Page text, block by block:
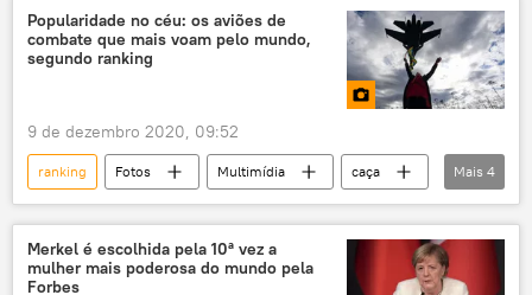
Michelle Obama
Barack Obama
Joe Biden
Melania Trump
Popularidade no céu: os aviões de
combate que mais voam pelo mundo,
segundo ranking
9 de dezembro 2020, 09:52
ranking Fotos Multimídia
caça
aeronave
Força Aérea
fotos
Defesa
Mais 4
Merkel é escolhida pela 10ª vez a
mulher mais poderosa do mundo pela
Forbes